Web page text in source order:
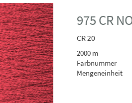
975 CR
CR 20
2000 m
Farbnummer
Mengeneinheit